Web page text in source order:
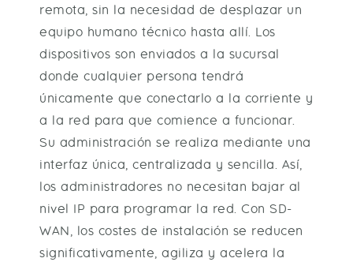
remota, sin la necesidad de desplazar un
equipo humano técnico hasta allí. Los
dispositivos son enviados a la sucursal
donde cualquier persona tendrá
únicamente que conectarlo a la corriente y
a la red para que comience a funcionar.
Su administración se realiza mediante una
interfaz única, centralizada y sencilla. Así,
los administradores no necesitan bajar al
nivel IP para programar la red. Con SD-
WAN, los costes de instalación se reducen
significativamente, agiliza y acelera la